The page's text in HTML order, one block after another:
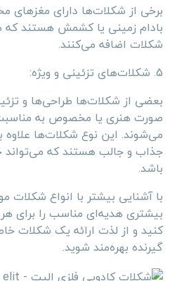
برخی از شکلات‌ها دارای مغزهای
بادام زمینی یا کشمش هستند که
شکلات اضافه می‌کنند.
5. شکلات‌های تزئینی و ویژه:
بعضی از شکلات‌ها طراحی‌ها و
صورت هنری یا مخصوص به
می‌شوند. این نوع شکلات‌ها علاوه
جذاب و جالب هستند که می‌تواند
باشد.
با آشنایی بیشتر با انواع شکلات
بیشتری هدیه‌ای مناسب را برای
کنید و از لذت ارائه یک شکلات
گیرنده بهره‌مند شوید.